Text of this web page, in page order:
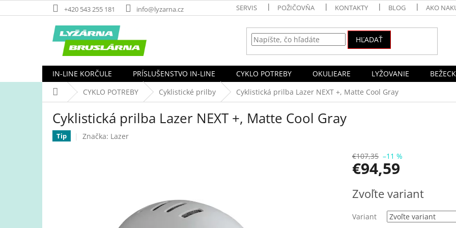
na
+420 543 255 181 info@lyzarna.cz SERVIS POŽIČOVŇA KONTAKTY BLOG AKO
HĽADAŤ
IN-LINE KORČULE PRÍSLUŠENSTVO IN-LINE CYKLO POTREBY OKULIEARE LYŽOVANIE
DomovCYKLO POTREBY Cyklistické prilby Cyklistická prilba Lazer NEXT +, Matte Cool Gray
Cyklistická prilba Lazer NEXT +, Matte Cool Gray
Tip Značka: Lazer
€107,35 –11 %
€94,59
cena:
Zvoľte variant
Variant